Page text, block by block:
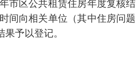
市区公共租赁住房年度复核结
间向相关单位（其中住房问
予以登记。